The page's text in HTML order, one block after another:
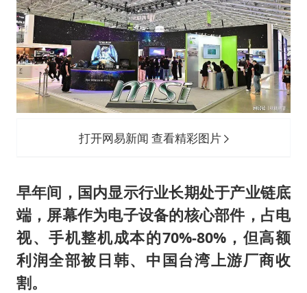
打开网易新闻 查看精彩图片
早年间，国内显示行业长期处于产业链底
端，屏幕作为电子设备的核心部件，占电
视、手机整机成本的70%-80%，但高额
利润全部被日韩、中国台湾上游厂商收
割。